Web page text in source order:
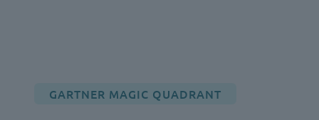
GARTNER MAGIC QUADRANT